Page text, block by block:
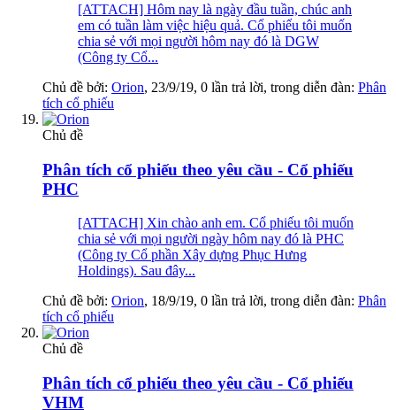
[ATTACH] Hôm nay là ngày đầu tuần, chúc anh
em có tuần làm việc hiệu quả. Cổ phiếu tôi muốn
chia sẻ với mọi người hôm nay đó là DGW
(Công ty Cổ...
Chủ đề bởi: Orion, 23/9/19, 0 lần trả lời, trong diễn đàn: Phân
tích cổ phiếu
Chủ đề
Phân tích cổ phiếu theo yêu cầu - Cổ phiếu
PHC
[ATTACH] Xin chào anh em. Cổ phiếu tôi muốn
chia sẻ với mọi người ngày hôm nay đó là PHC
(Công ty Cổ phần Xây dựng Phục Hưng
Holdings). Sau đây...
Chủ đề bởi: Orion, 18/9/19, 0 lần trả lời, trong diễn đàn: Phân
tích cổ phiếu
Chủ đề
Phân tích cổ phiếu theo yêu cầu - Cổ phiếu
VHM